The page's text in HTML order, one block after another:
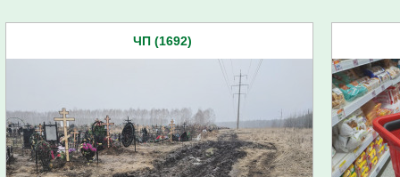
ЧП (1692)